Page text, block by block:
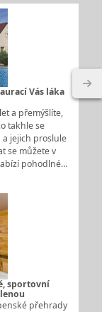
Vás láka
a přemýšlíte,
takhle se
jejich proslule
se můžete v
pohodlné…
sportovní
přehrady